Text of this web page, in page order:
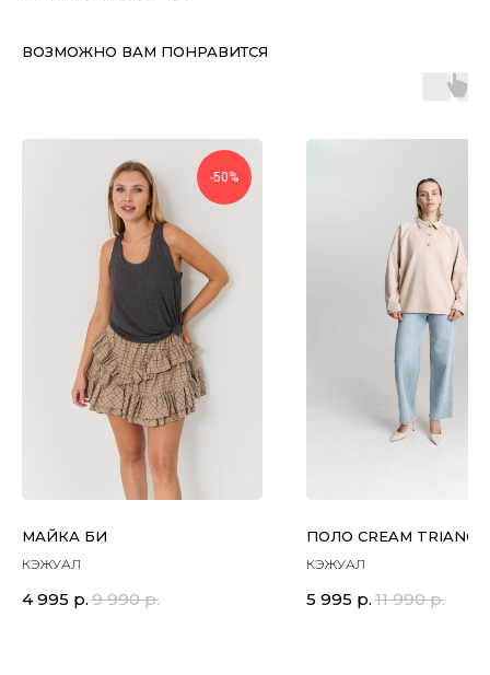
ВОЗМОЖНО ВАМ ПОНРАВИТСЯ
-50%
МАЙКА БИ
КЭЖУАЛ
4 995 р. 9 990 р.
ПОЛО CREAM
КЭЖУАЛ
5 995 р. 11 990 р.